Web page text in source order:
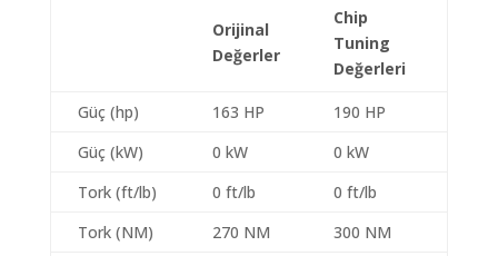
Orijinal
Değerler
Chip
Tuning
Değerleri
Güç (hp) 163 HP
190 HP
Güç (kW)
0 kW
0 kW
Tork (ft/lb)
0 ft/lb
0 ft/lb
Tork (NM)
270 NM
300 NM